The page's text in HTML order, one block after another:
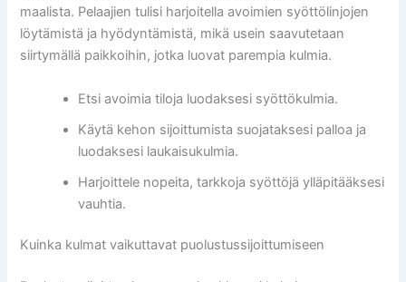
maalista. Pelaajien tulisi harjoitella avoimien syöttölinjojen
löytämistä ja hyödyntämistä, mikä usein saavutetaan
siirtymällä paikkoihin, jotka luovat parempia kulmia.
Etsi avoimia tiloja luodaksesi syöttökulmia.
Käytä kehon sijoittumista suojataksesi palloa ja
luodaksesi laukaisukulmia.
Harjoittele nopeita, tarkkoja syöttöjä ylläpitääksesi
vauhtia.
Kuinka kulmat vaikuttavat puolustussijoittumiseen